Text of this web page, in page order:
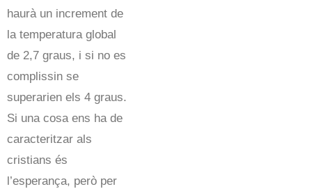
haurà un increment de
la temperatura global
de 2,7 graus, i si no es
complissin se
superarien els 4 graus.
Si una cosa ens ha de
caracteritzar als
cristians és
l’esperança, però per